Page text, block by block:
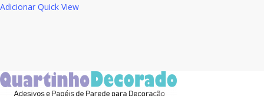
Adicionar Quick View